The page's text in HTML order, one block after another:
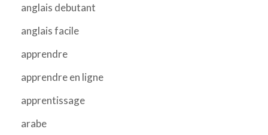
anglais debutant
anglais facile
apprendre
apprendre en ligne
apprentissage
arabe